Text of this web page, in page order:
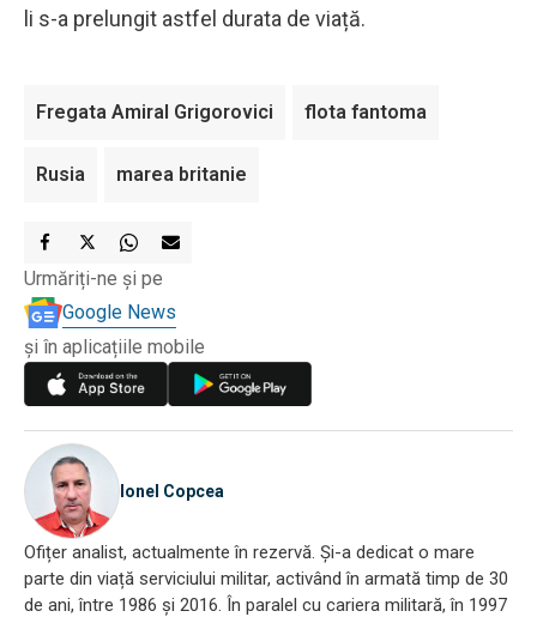
li s-a prelungit astfel durata de viață.
Fregata Amiral Grigorovici flota fantoma
Rusia marea britanie
Urmăriți-ne și pe
Google News
și în aplicațiile mobile
Ionel Copcea
Ofițer analist, actualmente în rezervă. Și-a dedicat o mare
parte din viață serviciului militar, activând în armată timp de 30
de ani, între 1986 și 2016. În paralel cu cariera militară, în 1997